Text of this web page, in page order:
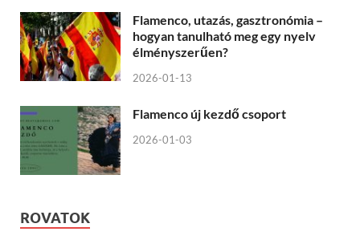
Flamenco, utazás, gasztronómia –
hogyan tanulható meg egy nyelv
élményszerűen?
2026-01-13
Flamenco új kezdő csoport
2026-01-03
ROVATOK